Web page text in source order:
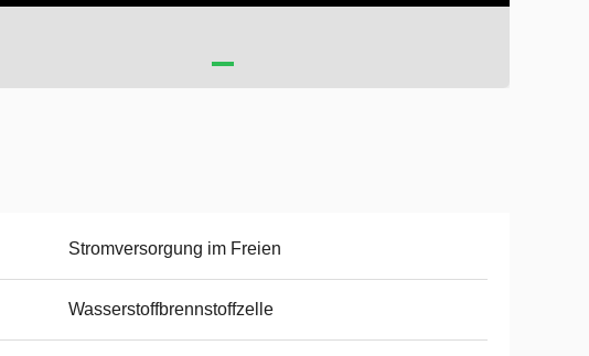
Stromversorgung im Freien
Wasserstoffbrennstoffzelle